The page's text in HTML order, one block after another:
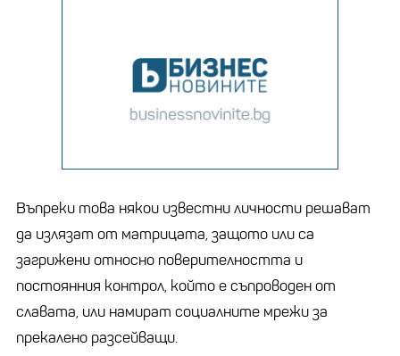
Въпреки това някои известни личности решават
да излязат от матрицата, защото или са
загрижени относно поверителността и
постоянния контрол, който е съпроводен от
славата, или намират социалните мрежи за
прекалено разсейващи.